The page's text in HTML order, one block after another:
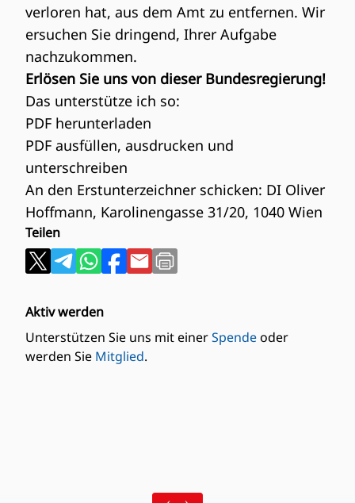
verloren hat, aus dem Amt zu entfernen. Wir
ersuchen Sie dringend, Ihrer Aufgabe
nachzukommen.
Erlösen Sie uns von dieser Bundesregierung!
Das unterstütze ich so:
PDF herunterladen
PDF ausfüllen, ausdrucken und
unterschreiben
An den Erstunterzeichner schicken: DI Oliver
Hoffmann, Karolinengasse 31/20, 1040 Wien
Teilen
Aktiv werden
Unterstützen Sie uns mit einerSpendeoder
werden Sie Mitglied.